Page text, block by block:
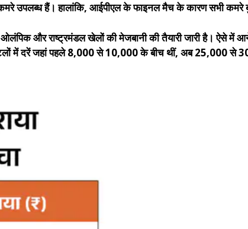
उपलब्ध हैं। हालांकि, आईपीएल के फाइनल मैच के कारण सभी कमरे
और राष्ट्रमंडल खेलों की मेजबानी की तैयारी जारी है। ऐसे में
होटलों में दरें जहां पहले 8,000 से 10,000 के बीच थीं, अब 25,000 से